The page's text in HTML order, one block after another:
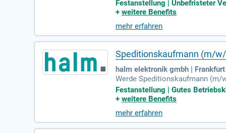
labfertigung und
ynamisches Team, das Ihnen
Festanstellung | Unbefristeter
+weitere Benefits
mehr erfahren
Speditionskaufmann (m/
halm elektronik gmbh |
Werde Speditionskaufmann (m/
die Einholung von Angeboten,
ng im Speditionsbereich und
vativen Unternehmen, das
Festanstellung | Gutes
+weitere Benefits
mehr erfahren